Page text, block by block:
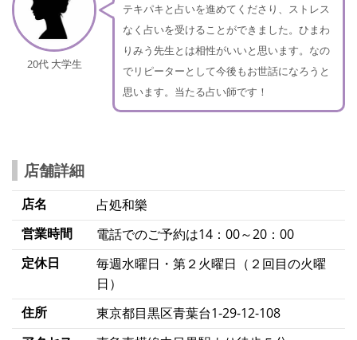
20代 大学生
テキパキと占いを進めてくださり、ストレス
なく占いを受けることができました。ひまわ
りみう先生とは相性がいいと思います。なの
でリピーターとして今後もお世話になろうと
思います。当たる占い師です！
店舗詳細
店名
占処和樂
営業時間
電話でのご予約は14：00～20：00
定休日
毎週水曜日・第２火曜日（２回目の火曜
日）
住所
東京都目黒区青葉台1-29-12-108